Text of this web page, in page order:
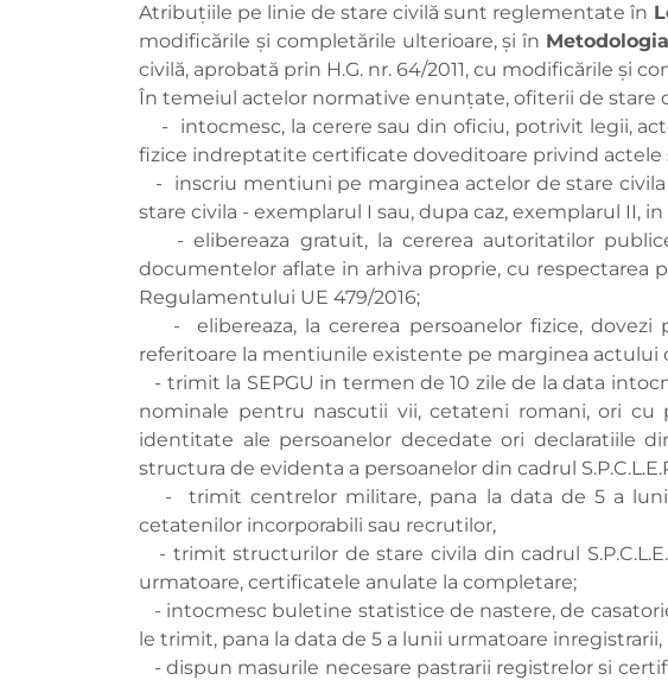
Atribuțiile pe linie de stare civilă sunt reglementate în
modificările și completările ulterioare, și în Metodologia
civilă, aprobată prin H.G. nr. 64/2011, cu modificările și
În temeiul actelor normative enunțate, ofiterii de stare
- intocmesc, la cerere sau din oficiu, potrivit legii,
fizice indreptatite certificate doveditoare privind actele
- inscriu mentiuni pe marginea actelor de stare
stare civila - exemplarul I sau, dupa caz, exemplarul II,
- elibereaza gratuit, la cererea autoritatilor
documentelor aflate in arhiva proprie, cu respectarea
Regulamentului UE 479/2016;
- elibereaza, la cererea persoanelor fizice, dovezi
referitoare la mentiunile existente pe marginea actului
- trimit la SEPGU in termen de 10 zile de la data
nominale pentru nascutii vii, cetateni romani, ori
identitate ale persoanelor decedate ori declaratiile
structura de evidenta a persoanelor din cadrul
- trimit centrelor militare, pana la data de 5 a lunii
cetatenilor incorporabili sau recrutilor,
- trimit structurilor de stare civila din cadrul
urmatoare, certificatele anulate la completare;
- intocmesc buletine statistice de nastere, de
le trimit, pana la data de 5 a lunii urmatoare
- dispun masurile necesare pastrarii registrelor si